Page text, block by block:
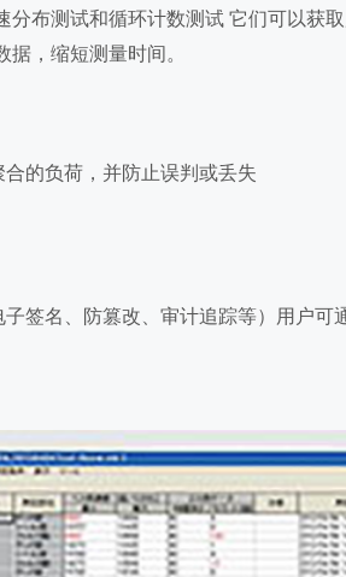
的负荷，并防止误判或丢失
签名、防篡改、审计追踪等）用户可
分布测试和循环计数测试 它们可以获
据，缩短测量时间。